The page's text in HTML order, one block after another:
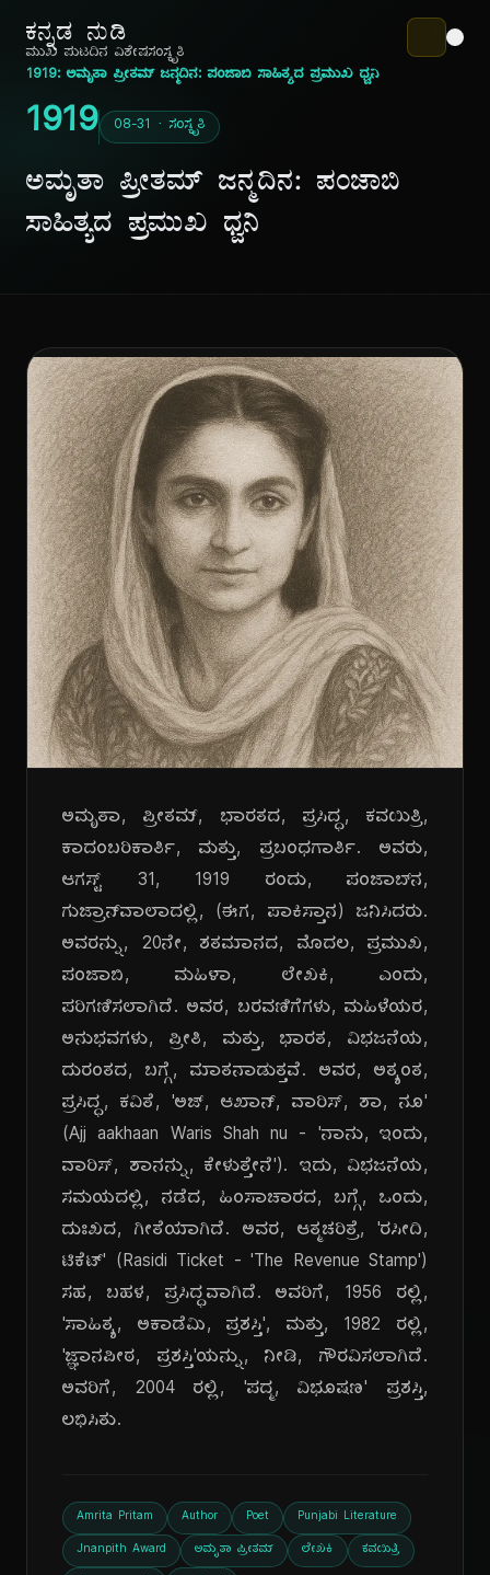
ಕನ್ನಡ ನುಡಿ
ಮುಖ ಪುಟದಿನ ವಿಶೇಷಸಂಸ್ಕೃತಿ
1919: ಅಮೃತಾ ಪ್ರೀತಮ್ ಜನ್ಮದಿನ: ಪಂಜಾಬಿ ಸಾಹಿತ್ಯದ ಪ್ರಮುಖ ಧ್ವನಿ
1919 08-31 · ಸಂಸ್ಕೃತಿ
ಅಮೃತಾ ಪ್ರೀತಮ್ ಜನ್ಮದಿನ: ಪಂಜಾಬಿ
ಸಾಹಿತ್ಯದ ಪ್ರಮುಖ ಧ್ವನಿ
ಅಮೃತಾ, ಪ್ರೀತಮ್, ಭಾರತದ, ಪ್ರಸಿದ್ಧ, ಕವಯಿತ್ರಿ,
ಕಾದಂಬರಿಕಾರ್ತಿ, ಮತ್ತು, ಪ್ರಬಂಧಗಾರ್ತಿ. ಅವರು,
ಆಗಸ್ಟ್ 31, 1919 ರಂದು, ಪಂಜಾಬ್‌ನ,
ಗುಜ್ರಾನ್‌ವಾಲಾದಲ್ಲಿ, (ಈಗ, ಪಾಕಿಸ್ತಾನ) ಜನಿಸಿದರು.
ಅವರನ್ನು, 20ನೇ, ಶತಮಾನದ, ಮೊದಲ, ಪ್ರಮುಖ,
ಪಂಜಾಬಿ, ಮಹಿಳಾ, ಲೇಖಕಿ, ಎಂದು,
ಪರಿಗಣಿಸಲಾಗಿದೆ. ಅವರ, ಬರವಣಿಗೆಗಳು, ಮಹಿಳೆಯರ,
ಅನುಭವಗಳು, ಪ್ರೀತಿ, ಮತ್ತು, ಭಾರತ, ವಿಭಜನೆಯ,
ದುರಂತದ, ಬಗ್ಗೆ, ಮಾತನಾಡುತ್ತವೆ. ಅವರ, ಅತ್ಯಂತ,
ಪ್ರಸಿದ್ಧ, ಕವಿತೆ, 'ಅಜ್, ಆಖಾನ್, ವಾರಿಸ್, ಶಾ, ನೂ'
(Ajj aakhaan Waris Shah nu - 'ನಾನು, ಇಂದು,
ವಾರಿಸ್, ಶಾನನ್ನು, ಕೇಳುತ್ತೇನೆ'). ಇದು, ವಿಭಜನೆಯ,
ಸಮಯದಲ್ಲಿ, ನಡೆದ, ಹಿಂಸಾಚಾರದ, ಬಗ್ಗೆ, ಒಂದು,
ದುಃಖದ, ಗೀತೆಯಾಗಿದೆ. ಅವರ, ಆತ್ಮಚರಿತ್ರೆ, 'ರಸೀದಿ,
ಟಿಕೆಟ್' (Rasidi Ticket - 'The Revenue Stamp')
ಸಹ, ಬಹಳ, ಪ್ರಸಿದ್ಧವಾಗಿದೆ. ಅವರಿಗೆ, 1956 ರಲ್ಲಿ,
'ಸಾಹಿತ್ಯ, ಅಕಾಡೆಮಿ, ಪ್ರಶಸ್ತಿ', ಮತ್ತು, 1982 ರಲ್ಲಿ,
'ಜ್ಞಾನಪೀಠ, ಪ್ರಶಸ್ತಿ'ಯನ್ನು, ನೀಡಿ, ಗೌರವಿಸಲಾಗಿದೆ.
ಅವರಿಗೆ, 2004 ರಲ್ಲಿ, 'ಪದ್ಮ, ವಿಭೂಷಣ' ಪ್ರಶಸ್ತಿ,
ಲಭಿಸಿತು.
Amrita Pritam Author Poet Punjabi Literature
Jnanpith Award ಅಮೃತಾ ಪ್ರೀತಮ್ ಲೇಖಕಿ ಕವಯಿತ್ರಿ